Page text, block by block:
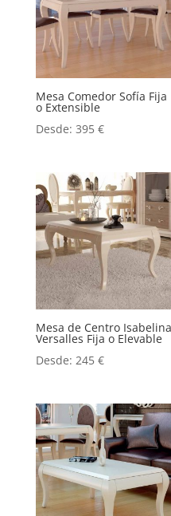
Mesa Comedor Sofía Fija
o Extensible
Desde: 395 €
Mesa de Centro Isabelina
Versalles Fija o Elevable
Desde: 245 €